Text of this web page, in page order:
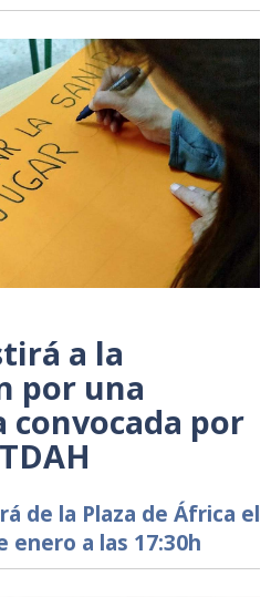
a la
por una
convocada por
de la Plaza de África el
enero a las 17:30h